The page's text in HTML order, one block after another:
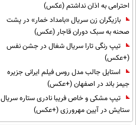
احترامی به اذان نداشتم (عکس)
بازیگران زن سریال «بامداد خمار» در پشت
صحنه به سبک دوران قاجار (عکس)
تیپ رنگی تارا سریال شغال در جشن نفس
(+عکس)
استایل جالب مدل روس فیلم ایرانی جزیره
جیمز باند در اصفهان (+عکس)
تیپ مشکی و خاص فریبا نادری ستاره سریال
ستایش در آیین مهرورزی (+عکس)